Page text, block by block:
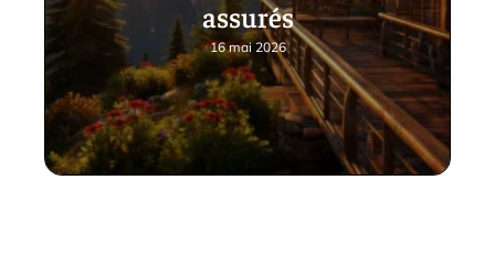
assurés
16 mai 2026